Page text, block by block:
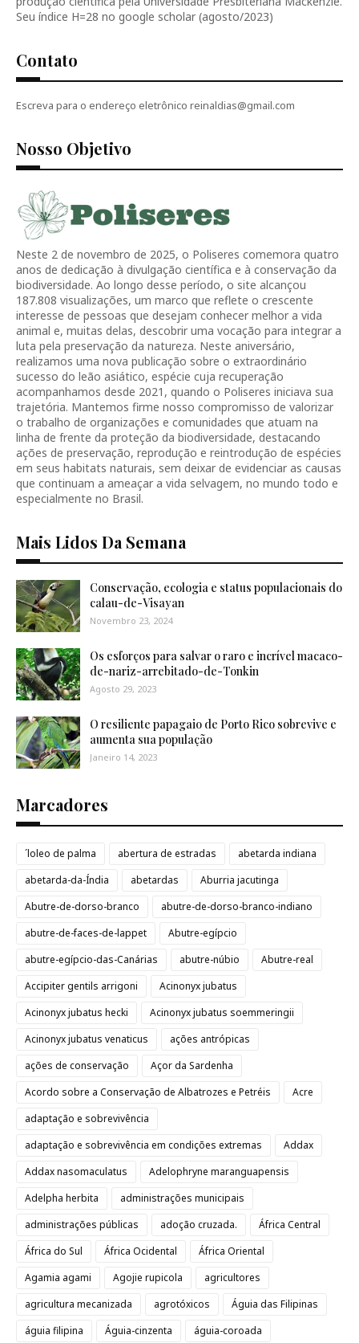
Seu índice H=28 no google scholar (agosto/2023)
Contato
Escreva para o endereço eletrônico reinaldias@gmail.com
Nosso Objetivo
Neste 2 de novembro de 2025, o Poliseres comemora quatro
anos de dedicação à divulgação científica e à conservação da
biodiversidade. Ao longo desse período, o site alcançou
187.808 visualizações, um marco que reflete o crescente
interesse de pessoas que desejam conhecer melhor a vida
animal e, muitas delas, descobrir uma vocação para integrar a
luta pela preservação da natureza. Neste aniversário,
realizamos uma nova publicação sobre o extraordinário
sucesso do leão asiático, espécie cuja recuperação
acompanhamos desde 2021, quando o Poliseres iniciava sua
trajetória. Mantemos firme nosso compromisso de valorizar
o trabalho de organizações e comunidades que atuam na
linha de frente da proteção da biodiversidade, destacando
ações de preservação, reprodução e reintrodução de espécies
em seus habitats naturais, sem deixar de evidenciar as causas
que continuam a ameaçar a vida selvagem, no mundo todo e
especialmente no Brasil.
Mais Lidos Da Semana
Conservação, ecologia e status populacionais do
calau-de-Visayan
Novembro 23, 2024
Os esforços para salvar o raro e incrível macaco-
de-nariz-arrebitado-de-Tonkin
Agosto 29, 2023
O resiliente papagaio de Porto Rico sobrevive e
aumenta sua população
Janeiro 14, 2023
Marcadores
´loleo de palma abertura de estradas
abetarda indiana
abetarda-da-Índia
abetardas
Aburria jacutinga
Abutre-de-dorso-branco
abutre-de-dorso-branco-indiano
abutre-de-faces-de-lappet
Abutre-egípcio
abutre-egípcio-das-Canárias
abutre-núbio
Abutre-real
Accipiter gentils arrigoni
Acinonyx jubatus
Acinonyx jubatus hecki
Acinonyx jubatus soemmeringii
Acinonyx jubatus venaticus
ações antrópicas
ações de conservação
Açor da Sardenha
Acordo sobre a Conservação de Albatrozes e Petréis
Acre
adaptação e sobrevivência
adaptação e sobrevivência em condições extremas
Addax
Addax nasomaculatus
Adelophryne maranguapensis
Adelpha herbita
administrações municipais
administrações públicas
adoção cruzada.
África Central
África do Sul
África Ocidental
África Oriental
Agamia agami
Agojie rupicola
agricultores
agricultura mecanizada
agrotóxicos
Águia das Filipinas
águia filipina
Águia-cinzenta águia-coroada